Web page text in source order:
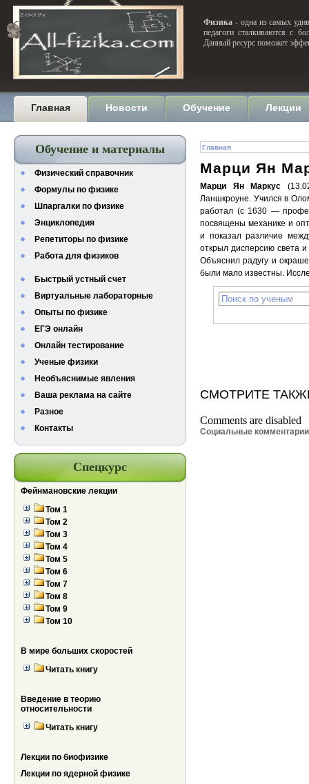
Физика - одна из самых
педагоги сталкиваются с
Данный ресурс поможет
Главная Новости Обучение Лекции
Обучение и материалы
Физический справочник
Формулы по физике
Шпаргалки по физике
Энциклопедия
Репетиторы по физике
Работа для физиков
Быстрый устный счет
Виртуальные лабораторные
Опыты по физике
ЕГЭ онлайн
Онлайн тестирование
Ученые физики
Необъяснимые явления
Ваша реклама на сайте
Разное
Контакты
Спецкурс
Фейнмановские лекции
Том 1
Том 2
Том 3
Том 4
Том 5
Том 6
Том 7
Том 8
Том 9
Том 10
В мире больших скоростей
Читать книгу
Введение в теорию
относительности
Читать книгу
Лекции по биофизике
Лекции по ядерной физике
Главная
Марци Ян
Марци Ян Маркус
Ланшкроуне. Учился в
работал (с 1630 —
посвящены механике и
и показал различие
открыл дисперсию света
Объяснил радугу и
были мало известны.
СМОТРИТЕ
Comments are disabled
Социальные